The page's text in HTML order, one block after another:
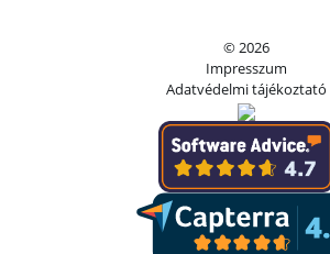
© 2026
Impresszum
Adatvédelmi tájékoztató